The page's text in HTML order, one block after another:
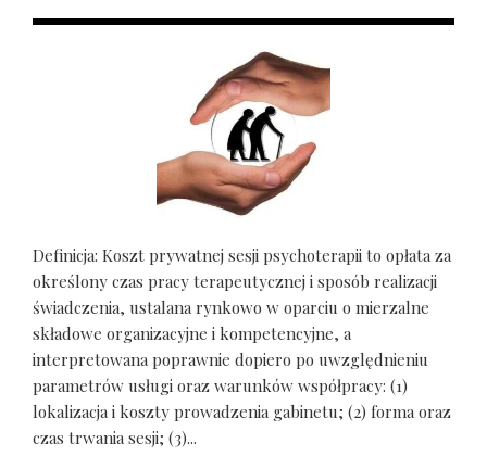
Definicja: Koszt prywatnej sesji psychoterapii to opłata za
określony czas pracy terapeutycznej i sposób realizacji
świadczenia, ustalana rynkowo w oparciu o mierzalne
składowe organizacyjne i kompetencyjne, a
interpretowana poprawnie dopiero po uwzględnieniu
parametrów usługi oraz warunków współpracy: (1)
lokalizacja i koszty prowadzenia gabinetu; (2) forma oraz
czas trwania sesji; (3)...